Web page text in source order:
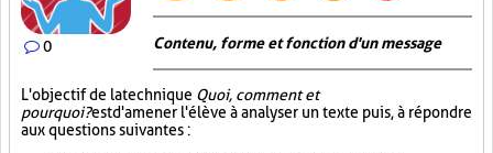
0 Contenu, forme et fonction d'un message
L'objectif de la technique Quoi, comment et
pourquoi?est d'amener l'élève à analyser un texte puis, à répondre
aux questions suivantes :